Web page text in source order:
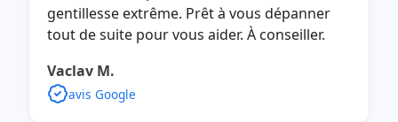
gentillesse extrême. Prêt à vous dépanner
tout de suite pour vous aider. À conseiller.
Vaclav M.
avis Google